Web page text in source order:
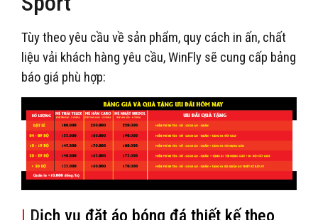
Tùy theo yêu cầu về sản phẩm, quy cách in ấn, chất
liệu vải khách hàng yêu cầu, WinFly sẽ cung cấp bảng
báo giá phù hợp:
| Dịch vụ đặt áo bóng đá thiết kế theo